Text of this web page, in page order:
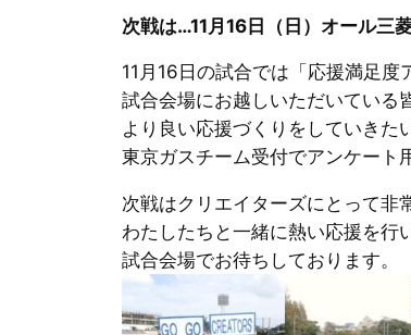
次戦は…11月16日（日）オール
11月16日の試合では「応援満足度
試合会場にお越しいただいている
より良い応援づくりをしていきた
東京ガスチーム受付でアンケート
次戦はクリエイターズにとって非
わたしたちと一緒に熱い応援を行い
試合会場でお待ちしております。